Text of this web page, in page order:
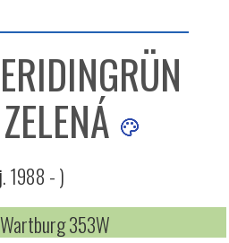
ARCHIV
1988 - )